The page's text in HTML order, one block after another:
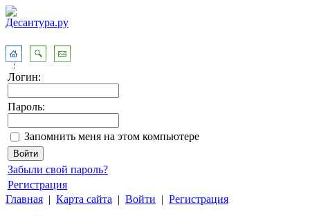
Логин:
Пароль:
Запомнить меня на этом компьютере
Забыли свой пароль?
Регистрация
Главная | Карта сайта | Войти | Регистрация